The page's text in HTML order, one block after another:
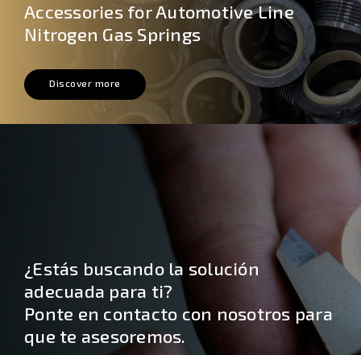
Accessories for Automotive Line
Nitrogen Gas Springs
Discover more
¿Estás buscando la solución
adecuada para ti?
Ponte en contacto con nosotros para
que te asesoremos.